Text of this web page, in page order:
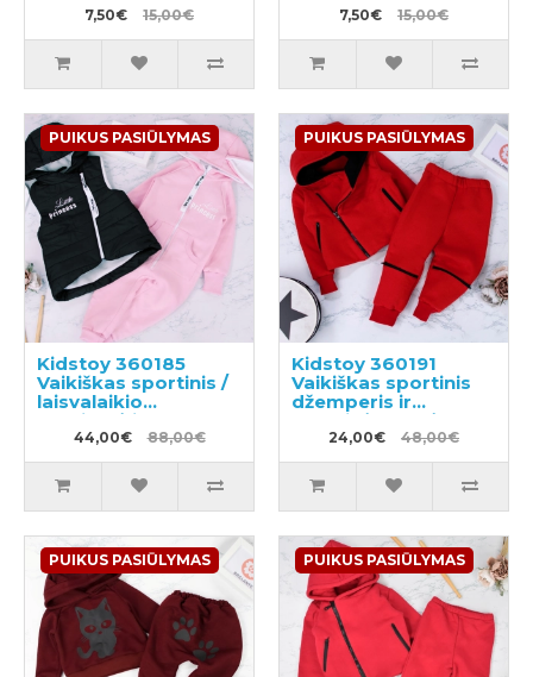
7,50€ 15,00€ 7,50€ 15,00€
PUIKUS PASIŪLYMAS
Kidstoy 360185
Vaikiškas sportinis /
laisvalaikio
kostiumėlis
(treningas)
44,00€ 88,00€
PUIKUS PASIŪLYMAS
Kidstoy 360191
Vaikiškas sportinis
džemperis ir
sportinės kelnės
24,00€ 48,00€
PUIKUS PASIŪLYMAS PUIKUS PASIŪLYMAS